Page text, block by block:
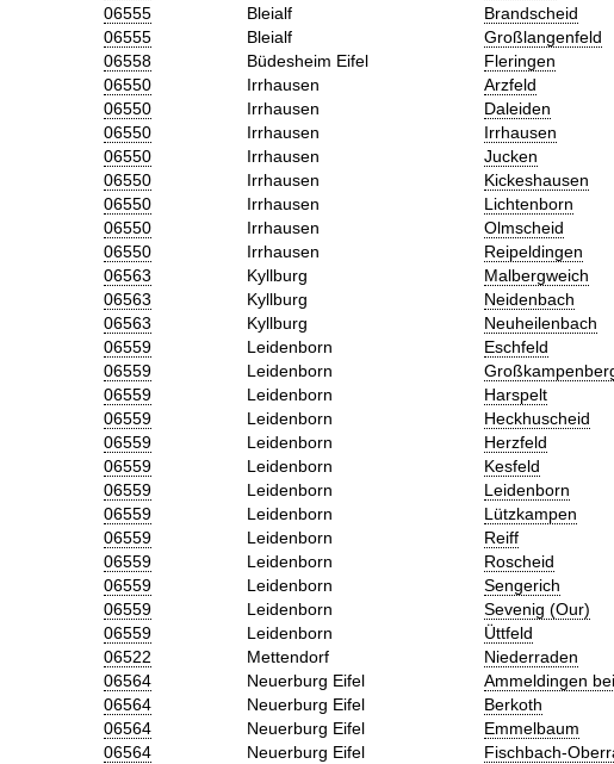
06555
Bleialf
Brandscheid
06555
Bleialf
Großlangenfeld
06558
Büdesheim Eifel
Fleringen
06550
Irrhausen
Arzfeld
06550
Irrhausen
Daleiden
06550
Irrhausen
Irrhausen
06550
Irrhausen
Jucken
06550
Irrhausen
Kickeshausen
06550
Irrhausen
Lichtenborn
06550
Irrhausen
Olmscheid
06550
Irrhausen
Reipeldingen
06563
Kyllburg
Malbergweich
06563
Kyllburg
Neidenbach
06563
Kyllburg
Neuheilenbach
06559
Leidenborn
Eschfeld
06559
Leidenborn
06559
Leidenborn
Harspelt
06559
Leidenborn
Heckhuscheid
06559
Leidenborn
Herzfeld
06559
Leidenborn
Kesfeld
06559
Leidenborn
Leidenborn
06559
Leidenborn
Lützkampen
06559
Leidenborn
Reiff
06559
Leidenborn
Roscheid
06559
Leidenborn
Sengerich
06559
Leidenborn
Sevenig (Our)
06559
Leidenborn
Üttfeld
06522
Mettendorf
Niederraden
06564
Neuerburg Eifel
Ammeldingen
06564
Neuerburg Eifel
Berkoth
06564
Neuerburg Eifel
Emmelbaum
06564
Neuerburg Eifel
Fischbach-